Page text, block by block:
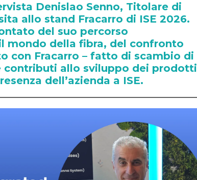
Denislao Senno, Titolare di
allo stand Fracarro di ISE 2026.
del suo percorso
mondo della fibra, del confronto
con Fracarro – fatto di scambio di
contributi allo sviluppo dei prodotti
dell’azienda a ISE.